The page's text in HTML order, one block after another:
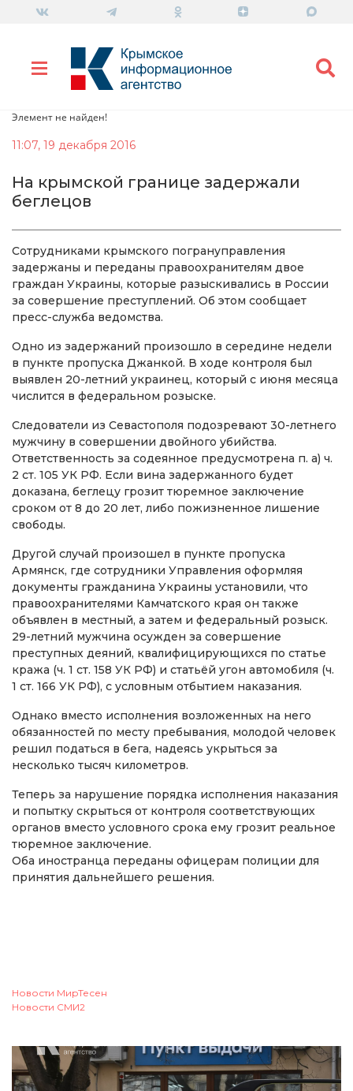
Элемент не найден!
11:07, 19 декабря 2016
На крымской границе задержали
беглецов
Сотрудниками крымского погрануправления
задержаны и переданы правоохранителям двое
граждан Украины, которые разыскивались в России
за совершение преступлений. Об этом сообщает
пресс-служба ведомства.
Одно из задержаний произошло в середине недели
в пункте пропуска Джанкой. В ходе контроля был
выявлен 20-летний украинец, который с июня месяца
числится в федеральном розыске.
Следователи из Севастополя подозревают 30-летнего
мужчину в совершении двойного убийства.
Ответственность за содеянное предусмотрена п. а) ч.
2 ст. 105 УК РФ. Если вина задержанного будет
доказана, беглецу грозит тюремное заключение
сроком от 8 до 20 лет, либо пожизненное лишение
свободы.
Другой случай произошел в пункте пропуска
Армянск, где сотрудники Управления оформляя
документы гражданина Украины установили, что
правоохранителями Камчатского края он также
объявлен в местный, а затем и федеральный розыск.
29-летний мужчина осужден за совершение
преступных деяний, квалифицирующихся по статье
кража (ч. 1 ст. 158 УК РФ) и статьёй угон автомобиля (ч.
1 ст. 166 УК РФ), с условным отбытием наказания.
Однако вместо исполнения возложенных на него
обязанностей по месту пребывания, молодой человек
решил податься в бега, надеясь укрыться за
несколько тысяч километров.
Теперь за нарушение порядка исполнения наказания
и попытку скрыться от контроля соответствующих
органов вместо условного срока ему грозит реальное
тюремное заключение.
Оба иностранца переданы офицерам полиции для
принятия дальнейшего решения.
Новости МирТесен
Новости СМИ2